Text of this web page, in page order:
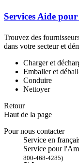
Services Aide
Trouvez des
dans votre secteur et
Charger et
Emballer et
Conduire
Nettoyer
Retour
Haut de la page
Pour nous contacter
Service en
Service pour
800-468-4285)